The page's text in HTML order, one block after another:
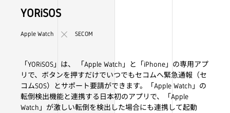
YORiSOS
Apple Watch SECOM
「YORiSOS」は、 「Apple Watch」と「iPhone」の専用アプ
リで、ボタンを押すだけでいつでもセコムへ緊急通報（セ
コムSOS）とサポート要請ができます。「Apple Watch」の
転倒検出機能と連携する日本初のアプリで、「Apple
Watch」が激しい転倒を検出した場合にも連携して起動